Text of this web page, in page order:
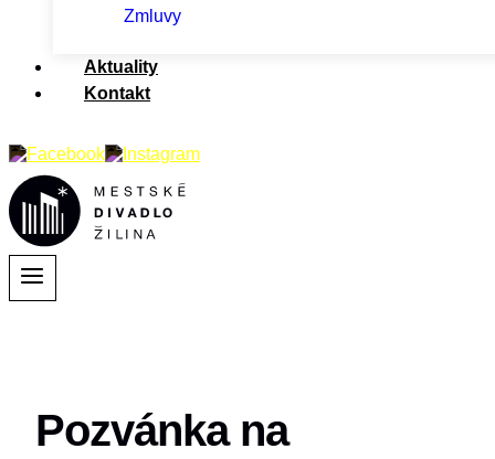
Zmluvy
Aktuality
Kontakt
Pozvánka na